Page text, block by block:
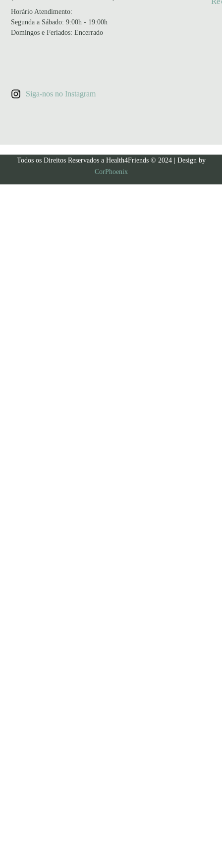
Horário Atendimento:
Segunda a Sábado: 9:00h - 19:00h
Domingos e Feriados: Encerrado
Siga-nos no Instagram
Todos os Direitos Reservados a Health4Friends © 2024 | Design by
CorPhoenix